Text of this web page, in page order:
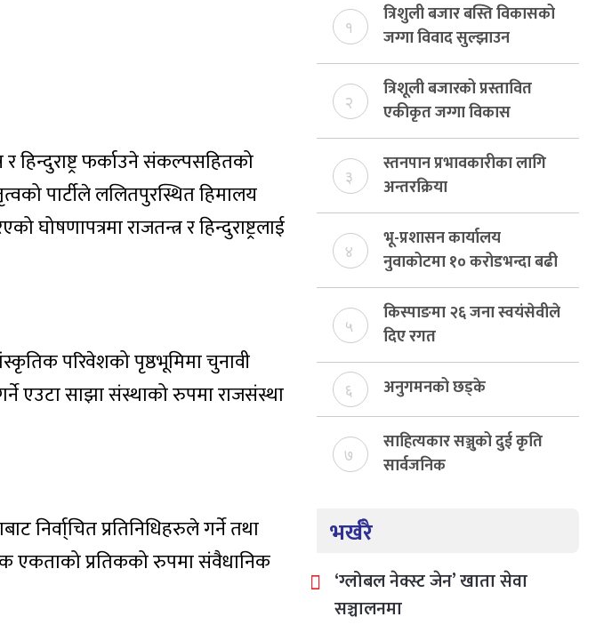
र हिन्दुराष्ट्र फर्काउने संकल्पसहितको
पार्टीले ललितपुरस्थित हिमालय
राजतन्त्र र हिन्दुराष्ट्रलाई
परिवेशको पृष्ठभूमिमा चुनावी
एउटा साझा संस्थाको रुपमा राजसंस्था
निर्वा्चित प्रतिनिधिहरुले गर्ने तथा
एकताको प्रतिकको रुपमा संवैधानिक
१
त्रिशुली बजार बस्ति विकासको
जग्गा विवाद सुल्झाउन
संयोजक तोकियो
२
त्रिशूली बजारको प्रस्तावित
एकीकृत जग्गा विकास
योजनाको जग्गा विवादमा
किन?, बस्ति विकास दर्ता नभए
समिति विघटन हुने
३
स्तनपान प्रभावकारीका लागि
अन्तरक्रिया
४
भू-प्रशासन कार्यालय
नुवाकोटमा १० करोडभन्दा बढी
राजस्व संकलन, ७४ प्रतिशत
बेरुजु फर्छयौट
५
किस्पाङमा २६ जना स्वयंसेवीले
दिए रगत
६ अनुगमनको छड्के
७
साहित्यकार सञ्जुको दुई कृति
सार्वजनिक
भर्खरै
‘ग्लोबल नेक्स्ट जेन’ खाता सेवा
सञ्चालनमा